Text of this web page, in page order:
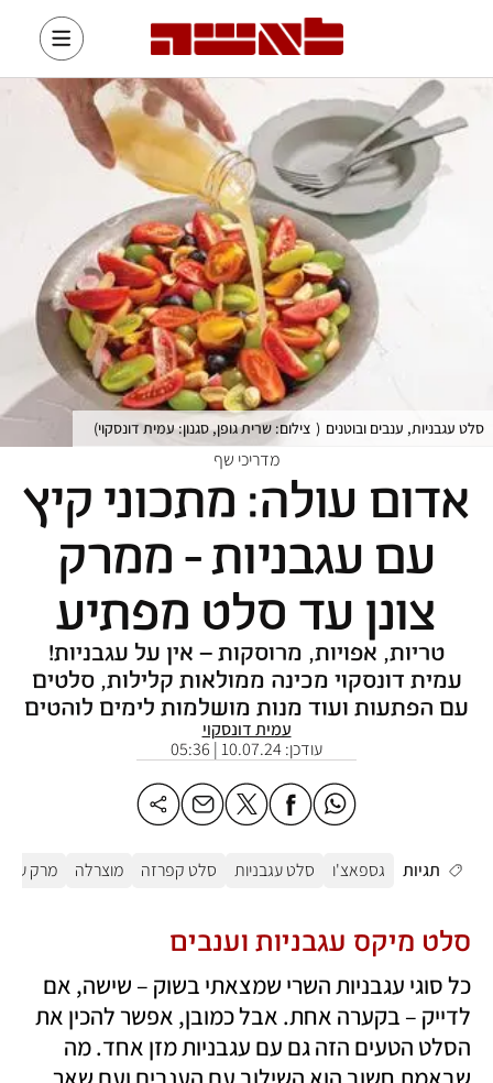
סלט עגבניות, ענבים ובוטנים ( צילום: שרית גופן, סגנון: עמית דונסקוי)
מדריכי שף
אדום עולה: מתכוני קיץ
עם עגבניות - ממרק
צונן עד סלט מפתיע
טריות, אפויות, מרוסקות – אין על עגבניות!
עמית דונסקוי מכינה ממולאות קלילות, סלטים
עם הפתעות ועוד מנות מושלמות לימים לוהטים
עמית דונסקוי
עודכן:10.07.24 | 05:36
תגיות גספאצ'ו סלט עגבניות סלט קפרזה מוצרלה מרק
סלט מיקס עגבניות וענבים